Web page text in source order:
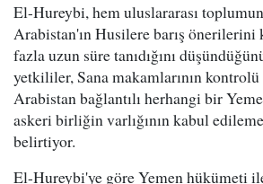
El-Hureybi, hem uluslararası
Arabistan'ın Husilere barış
fazla uzun süre tanıdığını
yetkililer, Sana makamlarının kontrolü
Arabistan bağlantılı herhangi bir
askeri birliğin varlığının kabul
belirtiyor.
El-Hureybi'ye göre Yemen hükümeti